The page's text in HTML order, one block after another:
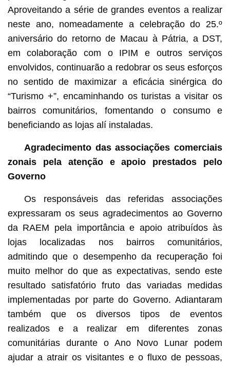
Aproveitando a série de grandes eventos a realizar
neste ano, nomeadamente a celebração do 25.º
aniversário do retorno de Macau à Pátria, a DST,
em colaboração com o IPIM e outros serviços
envolvidos, continuarão a redobrar os seus esforços
no sentido de maximizar a eficácia sinérgica do
“Turismo +”, encaminhando os turistas a visitar os
bairros comunitários, fomentando o consumo e
beneficiando as lojas alí instaladas.
Agradecimento das associações comerciais
zonais pela atenção e apoio prestados pelo
Governo
Os responsáveis das referidas associações
expressaram os seus agradecimentos ao Governo
da RAEM pela importância e apoio atribuídos às
lojas localizadas nos bairros comunitários,
admitindo que o desempenho da recuperação foi
muito melhor do que as expectativas, sendo este
resultado satisfatório fruto das variadas medidas
implementadas por parte do Governo. Adiantaram
também que os diversos tipos de eventos
realizados e a realizar em diferentes zonas
comunitárias durante o Ano Novo Lunar podem
ajudar a atrair os visitantes e o fluxo de pessoas,